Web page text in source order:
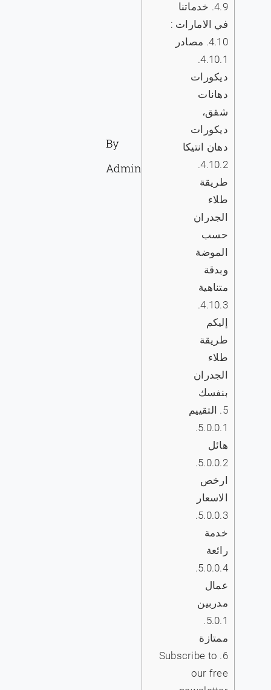
4.9. خدماتنا
في الامارات :
4.10. مصادر
4.10.1.
ديكورات
دهانات
شقق،
ديكورات
دهان انتيكا
4.10.2.
طريقة
طلاء
الجدران
حسب
الموضة
وبدقة
متناهية
4.10.3.
إليكم
طريقة
طلاء
الجدران
بنفسك
5.
التقييم
5.0.0.1.
هائل
5.0.0.2.
ارخص
الاسعار
5.0.0.3.
خدمة
رائعة
5.0.0.4.
عمال
مدربين
5.0.1.
ممتازة
6.
Subscribe to
our free
By
Admin